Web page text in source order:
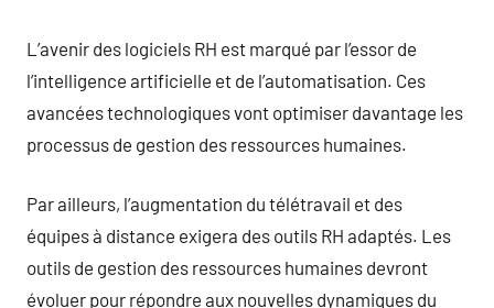
L’avenir des logiciels RH est marqué par l’essor de
l’intelligence artificielle et de l’automatisation. Ces
avancées technologiques vont optimiser davantage les
processus de gestion des ressources humaines.
Par ailleurs, l’augmentation du télétravail et des
équipes à distance exigera des outils RH adaptés. Les
outils de gestion des ressources humaines devront
évoluer pour répondre aux nouvelles dynamiques du